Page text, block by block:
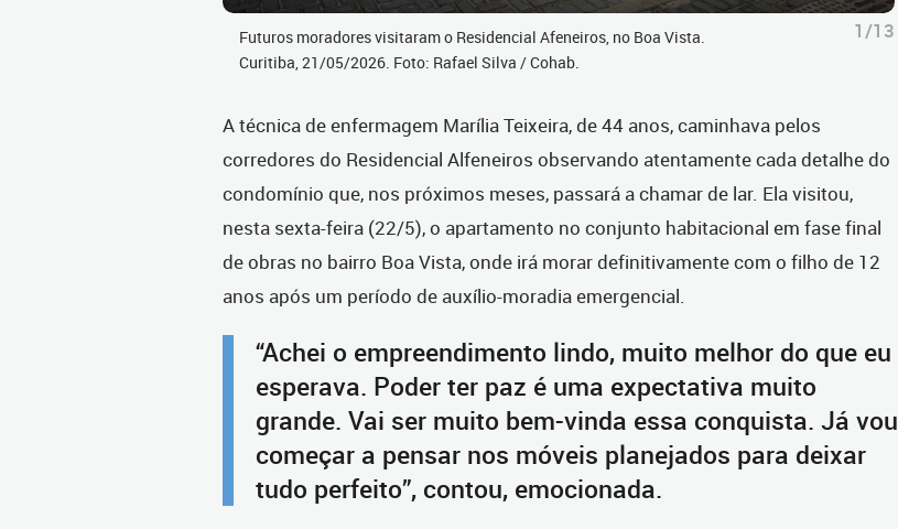
Futuros moradores visitaram o Residencial Afeneiros, no Boa Vista.
Curitiba, 21/05/2026. Foto: Rafael Silva / Cohab.
1/13
A técnica de enfermagem Marília Teixeira, de 44 anos, caminhava pelos
corredores do Residencial Alfeneiros observando atentamente cada detalhe do
condomínio que, nos próximos meses, passará a chamar de lar. Ela visitou,
nesta sexta-feira (22/5), o apartamento no conjunto habitacional em fase final
de obras no bairro Boa Vista, onde irá morar definitivamente com o filho de 12
anos após um período de auxílio-moradia emergencial.
“Achei o empreendimento lindo, muito melhor do que eu
esperava. Poder ter paz é uma expectativa muito
grande. Vai ser muito bem-vinda essa conquista. Já vou
começar a pensar nos móveis planejados para deixar
tudo perfeito”, contou, emocionada.